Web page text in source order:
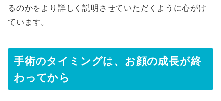
るのかをより詳しく説明させていただくように心がけ
ています。
手術のタイミングは、お顔の成長が終
わってから